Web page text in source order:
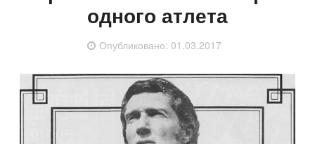
одного атлета
Опубликовано: 01.03.2017